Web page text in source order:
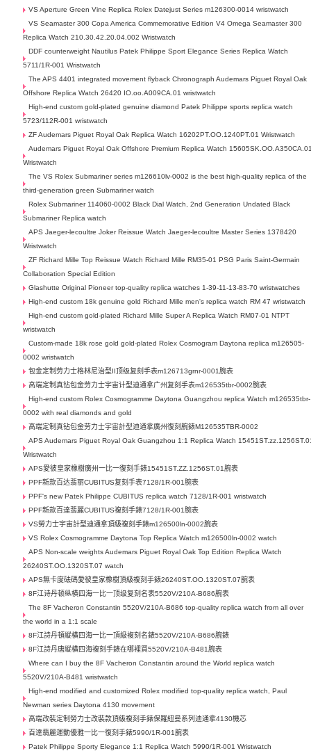
VS Aperture Green Vine Replica Rolex Datejust Series m126300-0014 wristwatch
VS Seamaster 300 Copa America Commemorative Edition V4 Omega Seamaster 300
Replica Watch 210.30.42.20.04.002 Wristwatch
DDF counterweight Nautilus Patek Philippe Sport Elegance Series Replica Watch
5711/1R-001 Wristwatch
The APS 4401 integrated movement flyback Chronograph Audemars Piguet Royal Oak
Offshore Replica Watch 26420 IO.oo.A009CA.01 wristwatch
High-end custom gold-plated genuine diamond Patek Philippe sports replica watch
5723/112R-001 wristwatch
ZF Audemars Piguet Royal Oak Replica Watch 16202PT.OO.1240PT.01 Wristwatch
Audemars Piguet Royal Oak Offshore Premium Replica Watch
Wristwatch
The VS Rolex Submariner series m126610lv-0002 is the best high-quality replica of the
third-generation green Submariner watch
Rolex Submariner 114060-0002 Black Dial Watch, 2nd Generation Undated Black
Submariner Replica watch
APS Jaeger-lecoultre Joker Reissue Watch Jaeger-lecoultre Master Series 1378420
Wristwatch
ZF Richard Mille Top Reissue Watch Richard Mille RM35-01 PSG Paris Saint-Germain
Collaboration Special Edition
Glashutte Original Pioneer top-quality replica watches 1-39-11-13-83-70 wristwatches
High-end custom 18k genuine gold Richard Mille men's replica watch RM 47 wristwatch
High-end custom gold-plated Richard Mille Super A Replica Watch RM07-01 NTPT
wristwatch
Custom-made 18k rose gold gold-plated Rolex Cosmogram Daytona replica m126505-
0002 wristwatch
包金定制劳力士格林尼治型II顶级复刻手表m126713grnr-0001腕表
高端定制真钻包金劳力士宇宙计型迪通拿广州复刻手表m126535tbr-0002腕表
High-end custom Rolex Cosmogramme Daytona Guangzhou replica Watch m126535tbr-
0002 with real diamonds and gold
高端定制真钻包金劳力士宇宙計型迪通拿廣州復刻腕錶M126535TBR-0002
APS Audemars Piguet Royal Oak Guangzhou 1:1 Replica Watch
Wristwatch
APS愛彼皇家橡樹廣州一比一復刻手錶15451ST.ZZ.1256ST.01腕表
PPF新款百达翡丽CUBITUS复刻手表7128/1R-001腕表
PPF's new Patek Philippe CUBITUS replica watch 7128/1R-001 wristwatch
PPF新款百達翡麗CUBITUS複刻手錶7128/1R-001腕表
VS勞力士宇宙計型迪通拿頂級複刻手錶m126500ln-0002腕表
VS Rolex Cosmogramme Daytona Top Replica Watch m126500ln-0002 watch
APS Non-scale weights Audemars Piguet Royal Oak Top Edition Replica Watch
26240ST.OO.1320ST.07 watch
APS無卡度砝碼愛彼皇家橡樹頂級複刻手錶26240ST.OO.1320ST.07腕表
8F江诗丹顿纵横四海一比一顶级复刻名表5520V/210A-B686腕表
The 8F Vacheron Constantin 5520V/210A-B686 top-quality replica watch from all over
the world in a 1:1 scale
8F江詩丹頓縱橫四海一比一頂級複刻名錶5520V/210A-B686腕錶
8F江詩丹唐縱橫四海複刻手錶在哪裡買5520V/210A-B481腕表
Where can I buy the 8F Vacheron Constantin around the World replica watch
5520V/210A-B481 wristwatch
High-end modified and customized Rolex modified top-quality replica watch, Paul
Newman series Daytona 4130 movement
高端改裝定制勞力士​改裝款頂級複刻手錶保羅紐曼系列迪通拿4130機芯
百達翡麗運動優雅一比一復刻手錶5990/1R-001腕表
Patek Philippe Sporty Elegance 1:1 Replica Watch 5990/1R-001 Wristwatch